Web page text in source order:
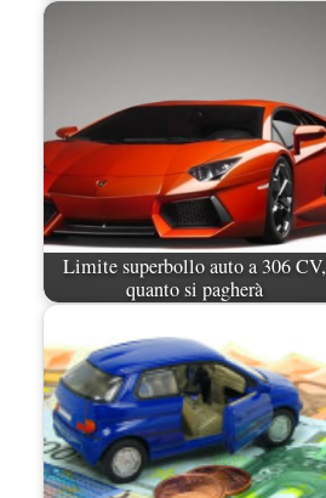
Limite superbollo auto a 306 CV,
quanto si pagherà